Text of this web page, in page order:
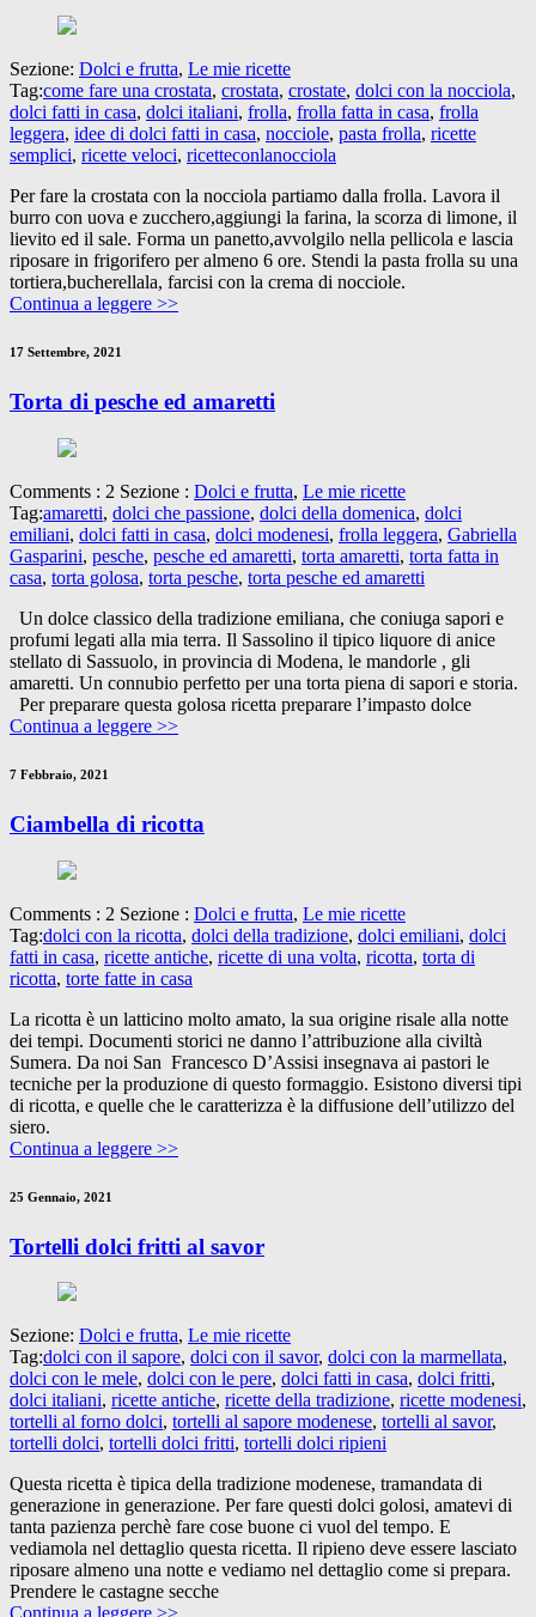
Sezione: Dolci e frutta, Le mie ricette
Tag:come fare una crostata, crostata, crostate, dolci con la nocciola,
dolci fatti in casa, dolci italiani, frolla, frolla fatta in casa, frolla
leggera, idee di dolci fatti in casa, nocciole, pasta frolla, ricette
semplici, ricette veloci, ricetteconlanocciola
Per fare la crostata con la nocciola partiamo dalla frolla. Lavora il
burro con uova e zucchero,aggiungi la farina, la scorza di limone, il
lievito ed il sale. Forma un panetto,avvolgilo nella pellicola e lascia
riposare in frigorifero per almeno 6 ore. Stendi la pasta frolla su una
tortiera,bucherellala, farcisi con la crema di nocciole.
Continua a leggere >>
17 Settembre, 2021
Torta di pesche ed amaretti
Comments : 2 Sezione : Dolci e frutta, Le mie ricette
Tag:amaretti, dolci che passione, dolci della domenica, dolci
emiliani, dolci fatti in casa, dolci modenesi, frolla leggera, Gabriella
Gasparini, pesche, pesche ed amaretti, torta amaretti, torta fatta in
casa, torta golosa, torta pesche, torta pesche ed amaretti
Un dolce classico della tradizione emiliana, che coniuga sapori e
profumi legati alla mia terra. Il Sassolino il tipico liquore di anice
stellato di Sassuolo, in provincia di Modena, le mandorle , gli
amaretti. Un connubio perfetto per una torta piena di sapori e storia.
Per preparare questa golosa ricetta preparare l’impasto dolce
Continua a leggere >>
7 Febbraio, 2021
Ciambella di ricotta
Comments : 2 Sezione : Dolci e frutta, Le mie ricette
Tag:dolci con la ricotta, dolci della tradizione, dolci emiliani, dolci
fatti in casa, ricette antiche, ricette di una volta, ricotta, torta di
ricotta, torte fatte in casa
La ricotta è un latticino molto amato, la sua origine risale alla notte
dei tempi. Documenti storici ne danno l’attribuzione alla civiltà
Sumera. Da noi San Francesco D’Assisi insegnava ai pastori le
tecniche per la produzione di questo formaggio. Esistono diversi tipi
di ricotta, e quelle che le caratterizza è la diffusione dell’utilizzo del
siero.
Continua a leggere >>
25 Gennaio, 2021
Tortelli dolci fritti al savor
Sezione: Dolci e frutta, Le mie ricette
Tag:dolci con il sapore, dolci con il savor, dolci con la marmellata,
dolci con le mele, dolci con le pere, dolci fatti in casa, dolci fritti,
dolci italiani, ricette antiche, ricette della tradizione, ricette modenesi,
tortelli al forno dolci, tortelli al sapore modenese, tortelli al savor,
tortelli dolci, tortelli dolci fritti, tortelli dolci ripieni
Questa ricetta è tipica della tradizione modenese, tramandata di
generazione in generazione. Per fare questi dolci golosi, amatevi di
tanta pazienza perchè fare cose buone ci vuol del tempo. E
vediamola nel dettaglio questa ricetta. Il ripieno deve essere lasciato
riposare almeno una notte e vediamo nel dettaglio come si prepara.
Prendere le castagne secche